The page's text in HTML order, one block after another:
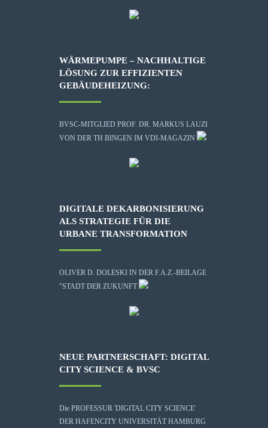
WÄRMEPUMPE – NACHHALTIGE
LÖSUNG ZUR EFFIZIENTEN
GEBÄUDEHEIZUNG:
BVSC-MITGLIED PROF. DR. MARKUS LAUZI
VON DER TH BINGEN IM VDI-MAGAZIN
DIGITALE DEKARBONISIERUNG
ALS STRATEGIE FÜR DIE
URBANE TRANSFORMATION
OLIVER D. DOLESKI IN DER F.A.Z.-BEILAGE
"STADT DER ZUKUNFT
NEUE PARTNERSCHAFT: DIGITAL
CITY SCIENCE & BVSC
Die PROFESSUR 'DIGITAL CITY SCIENCE'
DER HAFENCITY UNIVERSITÄT HAMBURG